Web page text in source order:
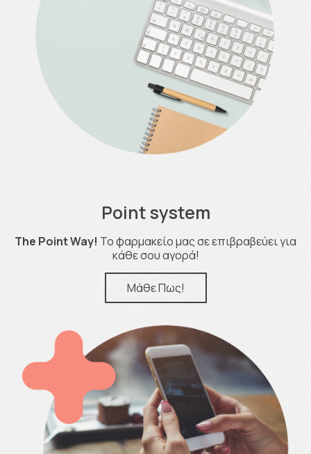
Point system
The Point Way! Το φαρμακείο μας σε επιβραβεύει για
κάθε σου αγορά!
Μάθε Πως!